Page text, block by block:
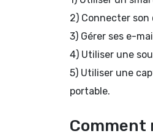
2) Connecter
3) Gérer ses e-
4) Utiliser une
5) Utiliser une
portable.
Comment